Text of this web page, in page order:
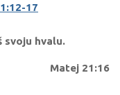
17
svoju hvalu.
Matej 21:16